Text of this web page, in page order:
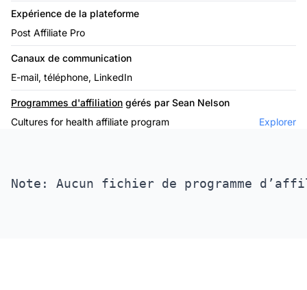
Expérience de la plateforme
Post Affiliate Pro
Canaux de communication
E-mail, téléphone, LinkedIn
Programmes d'affiliation gérés par Sean Nelson
Cultures for health affiliate program
Explorer